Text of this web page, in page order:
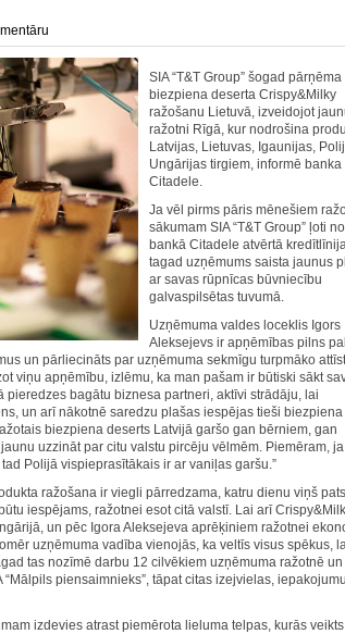
SIA “T&T Group” šogad pārņēma
biezpiena deserta Crispy&Milky
ražošanu Lietuvā, izveidojot
ražotni Rīgā, kur nodrošina
Latvijas, Lietuvas, Igaunijas,
Ungārijas tirgiem, informē banka
Citadele.
Ja vēl pirms pāris mēnešiem
sākumam SIA “T&T Group” ļoti
bankā Citadele atvērtā
tagad uzņēmums saista jaunus
ar savas rūpnīcas būvniecību
galvaspilsētas tuvumā.
Uzņēmuma valdes loceklis Igors
Aleksejevs ir apņēmības pilns
un pārliecināts par uzņēmuma sekmīgu turpmāko
viņu apņēmību, izlēmu, ka man pašam ir būtiski sākt
bagātu biznesa partneri, aktīvi strādāju, lai
un arī nākotnē saredzu plašas iespējas tieši biezpiena
biezpiena deserts Latvijā garšo gan bērniem, gan
uzzināt par citu valstu pircēju vēlmēm. Piemēram,
Polijā vispieprasītākais ir ar vaniļas garšu.”
ražošana ir viegli pārredzama, katru dienu viņš pats
iespējams, ražotnei esot citā valstī. Lai arī
un pēc Igora Aleksejeva aprēķiniem ražotnei
uzņēmuma vadība vienojās, ka veltīs visus spēkus,
tas nozīmē darbu 12 cilvēkiem uzņēmuma ražotnē
piensaimnieks”, tāpat citas izejvielas,
izdevies atrast piemērota lieluma telpas, kurās veikts